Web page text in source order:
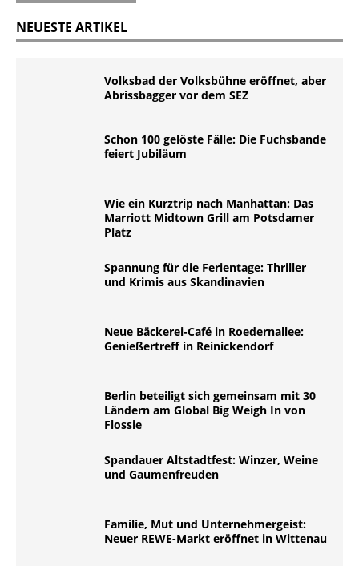
NEUESTE ARTIKEL
Volksbad der Volksbühne eröffnet, aber
Abrissbagger vor dem SEZ
Schon 100 gelöste Fälle: Die Fuchsbande
feiert Jubiläum
Wie ein Kurztrip nach Manhattan: Das
Marriott Midtown Grill am Potsdamer
Platz
Spannung für die Ferientage: Thriller
und Krimis aus Skandinavien
Neue Bäckerei-Café in Roedernallee:
Genießertreff in Reinickendorf
Berlin beteiligt sich gemeinsam mit 30
Ländern am Global Big Weigh In von
Flossie
Spandauer Altstadtfest: Winzer, Weine
und Gaumenfreuden
Familie, Mut und Unternehmergeist:
Neuer REWE-Markt eröffnet in Wittenau